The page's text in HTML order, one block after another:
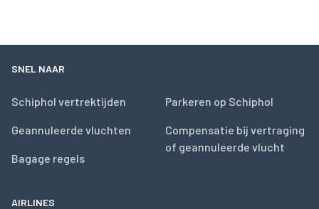
SNEL NAAR
Schiphol vertrektijden
Geannuleerde vluchten
Bagage regels
Parkeren op Schiphol
Compensatie bij vertraging
of geannuleerde vlucht
AIRLINES